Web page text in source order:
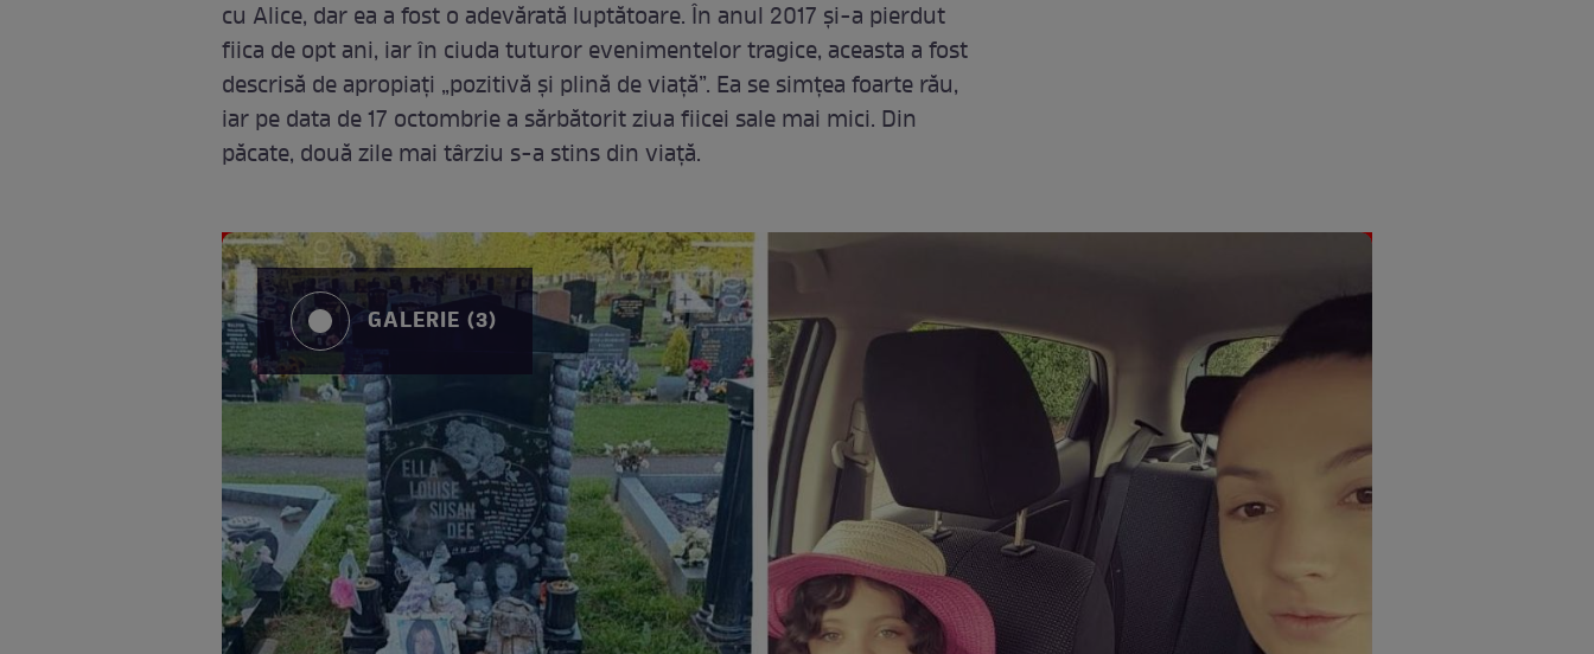
cu Alice, dar ea a fost o adevărată luptătoare. În anul 2017 și-a pierdut
fiica de opt ani, iar în ciuda tuturor evenimentelor tragice, aceasta a fost
descrisă de apropiați „pozitivă și plină de viață”. Ea se simțea foarte rău,
iar pe data de 17 octombrie a sărbătorit ziua fiicei sale mai mici. Din
păcate, două zile mai târziu s-a stins din viață.
GALERIE (3)